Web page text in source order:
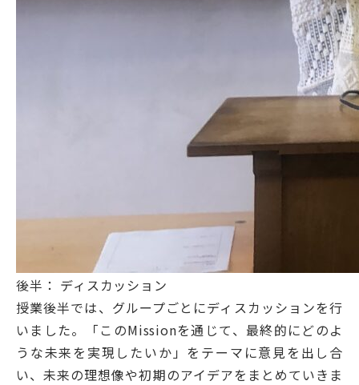
後半： ディスカッション
授業後半では、グループごとにディスカッションを行
いました。「このMissionを通じて、最終的にどのよ
うな未来を実現したいか」をテーマに意見を出し合
い、未来の理想像や初期のアイデアをまとめていきま